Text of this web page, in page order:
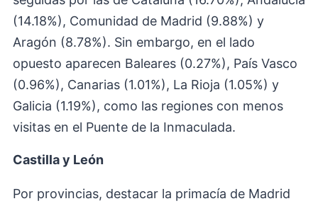
(14.18%), Comunidad de Madrid (9.88%) y
Aragón (8.78%). Sin embargo, en el lado
opuesto aparecen Baleares (0.27%), País Vasco
(0.96%), Canarias (1.01%), La Rioja (1.05%) y
Galicia (1.19%), como las regiones con menos
visitas en el Puente de la Inmaculada.
Castilla y León
Por provincias, destacar la primacía de Madrid